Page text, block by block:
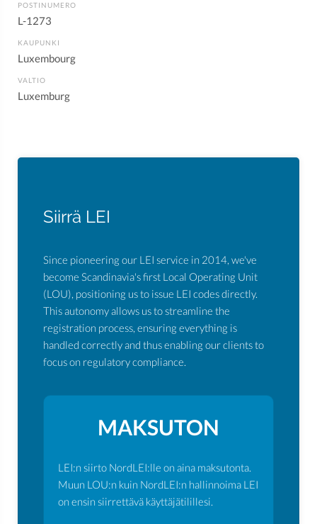
POSTINUMERO
L-1273
KAUPUNKI
Luxembourg
VALTIO
Luxemburg
Siirrä LEI
Since pioneering our LEI service in 2014, we've
become Scandinavia's first Local Operating Unit
(LOU), positioning us to issue LEI codes directly.
This autonomy allows us to streamline the
registration process, ensuring everything is
handled correctly and thus enabling our clients to
focus on regulatory compliance.
MAKSUTON
LEI:n siirto NordLEI:lle on aina maksutonta.
Muun LOU:n kuin NordLEI:n hallinnoima LEI
on ensin siirrettävä käyttäjätilillesi.